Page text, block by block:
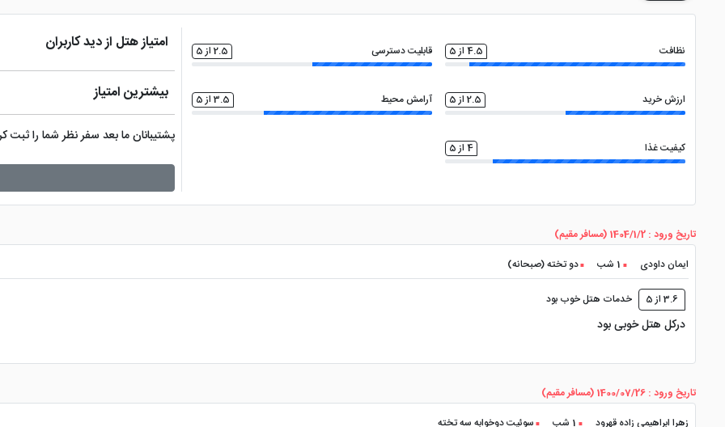
نظافت 4.5 از 5 قابلیت دسترسی 2.5 از 5
ارزش خرید 2.5 از 5 آرامش محیط 3.5 از 5
کیفیت غذا 4 از 5
امتیاز هتل از دید کاربران
بیشترین امتیاز
پشتیبانان ما بعد سفر نظر شما را
تاریخ ورود : 1404/1/2 (مسافر مقیم)
ایمان داودی
1 شب دو تخته (صبحانه)
3.6 از 5 خدمات هتل خوب بود
درکل هتل خوبی بود
تاریخ ورود : 1400/07/26 (مسافر مقیم)
زهرا ابراهیمی زاده قهرود
1 شب سوئیت دوخوابه سه تخته